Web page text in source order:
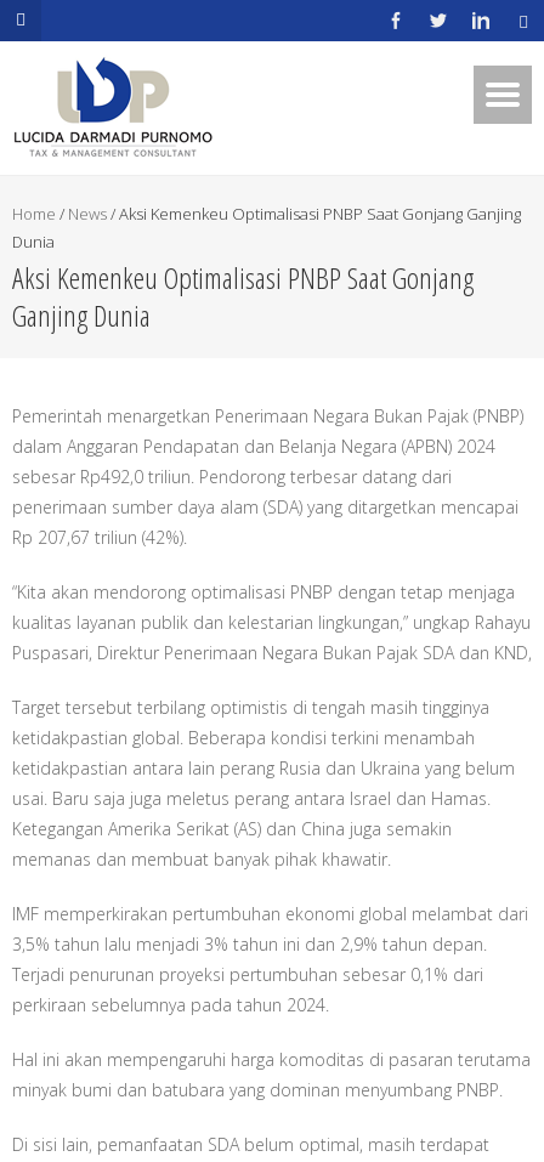
.mapouter{position:relative;text-
Home / News/Aksi Kemenkeu Optimalisasi PNBP Saat Gonjang Ganjing
Dunia
Aksi Kemenkeu Optimalisasi PNBP Saat Gonjang
Ganjing Dunia
Pemerintah menargetkan Penerimaan Negara Bukan Pajak (PNBP)
dalam Anggaran Pendapatan dan Belanja Negara (APBN) 2024
sebesar Rp492,0 triliun. Pendorong terbesar datang dari
penerimaan sumber daya alam (SDA) yang ditargetkan mencapai
Rp 207,67 triliun (42%).
“Kita akan mendorong optimalisasi PNBP dengan tetap menjaga
kualitas layanan publik dan kelestarian lingkungan,” ungkap Rahayu
Puspasari, Direktur Penerimaan Negara Bukan Pajak SDA dan KND,
Target tersebut terbilang optimistis di tengah masih tingginya
ketidakpastian global. Beberapa kondisi terkini menambah
ketidakpastian antara lain perang Rusia dan Ukraina yang belum
usai. Baru saja juga meletus perang antara Israel dan Hamas.
Ketegangan Amerika Serikat (AS) dan China juga semakin
memanas dan membuat banyak pihak khawatir.
IMF memperkirakan pertumbuhan ekonomi global melambat dari
3,5% tahun lalu menjadi 3% tahun ini dan 2,9% tahun depan.
Terjadi penurunan proyeksi pertumbuhan sebesar 0,1% dari
perkiraan sebelumnya pada tahun 2024.
Hal ini akan mempengaruhi harga komoditas di pasaran terutama
minyak bumi dan batubara yang dominan menyumbang PNBP.
Di sisi lain, pemanfaatan SDA belum optimal, masih terdapat